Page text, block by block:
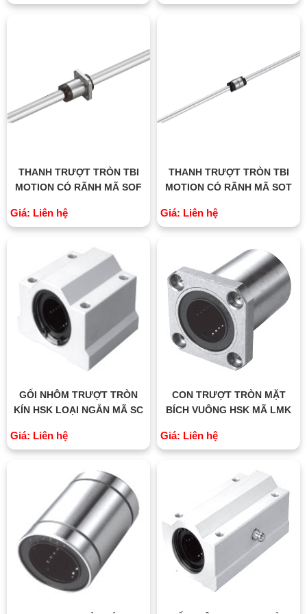
THANH TRƯỢT TRÒN TBI
MOTION CÓ RÃNH MÃ SOF
Giá: Liên hệ
THANH TRƯỢT TRÒN TBI
MOTION CÓ RÃNH MÃ SOT
Giá: Liên hệ
GỐI NHÔM TRƯỢT TRÒN
KÍN HSK LOẠI NGẮN MÃ SC
Giá: Liên hệ
CON TRƯỢT TRÒN MẶT
BÍCH VUÔNG HSK MÃ LMK
Giá: Liên hệ